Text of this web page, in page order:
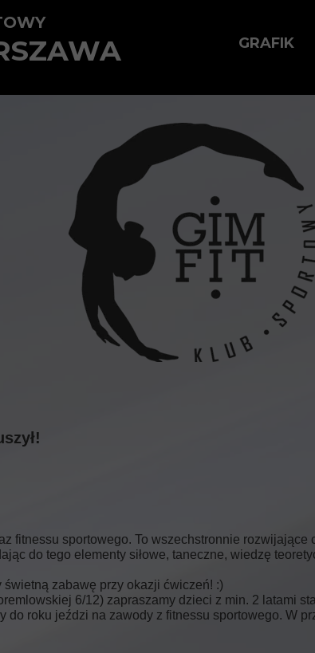
GRAFIK
fitnessu sportowego. To wszechstronnie
do tego elementy siłowe, taneczne, wiedzę
zabawę przy okazji ćwiczeń! :)
6/12) zapraszamy dzieci z min. 2 latami
do roku jeździ na zawody z fitnessu sportowego. W